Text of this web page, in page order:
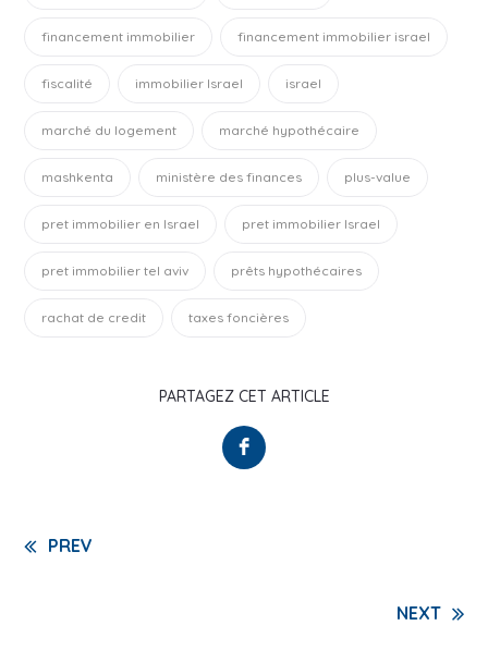
financement immobilier financement immobilier israel
fiscalité immobilier Israel israel
marché du logement marché hypothécaire
mashkenta ministère des finances plus-value
pret immobilier en Israel pret immobilier Israel
pret immobilier tel aviv prêts hypothécaires
rachat de credit taxes foncières
PARTAGEZ CET ARTICLE
Continue
PREV
NEXT